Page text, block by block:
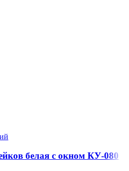
белая с окном КУ-080